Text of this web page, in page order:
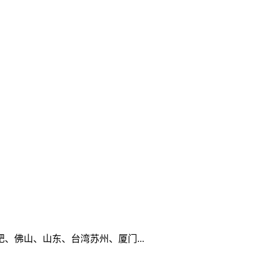
佛山、山东、台湾苏州、厦门...